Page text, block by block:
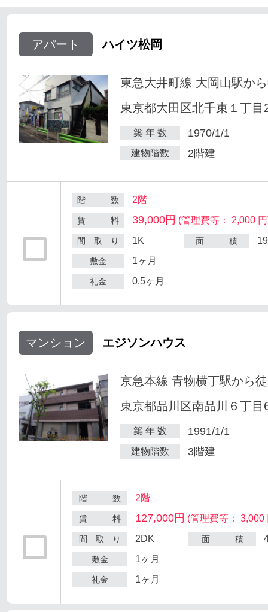
アパート ハイツ松岡
東急大井町線 大岡山駅か
東京都大田区北千束１丁目
築 年 数 1970/1/1
建物階数 2階建
階 数 2階
賃 料 39,000円 (管理費等： 2,000
間 取 り 1K 面 積
敷金 1ヶ月
礼金 0.5ヶ月
マンション エジソンハウス
京急本線 青物横丁駅から
東京都品川区南品川６丁目
築 年 数 1991/1/1
建物階数 3階建
階 数 2階
賃 料 127,000円 (管理費等： 3,000
間 取 り 2DK 面 積
敷金 1ヶ月
礼金 1ヶ月